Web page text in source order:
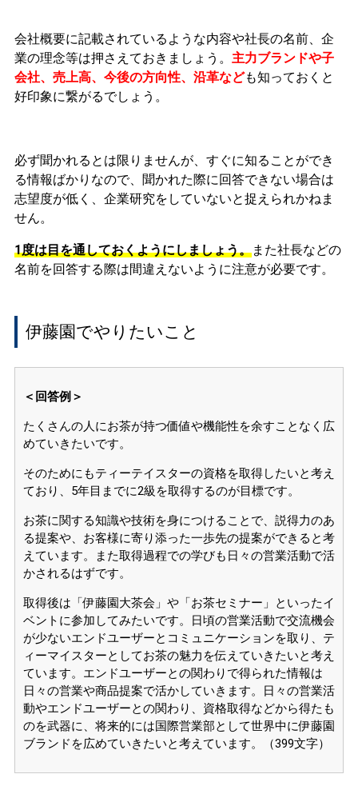
会社概要に記載されているような内容や社長の名前、企
業の理念等は押さえておきましょう。 主力ブランドや子
会社、売上高、今後の方向性、沿革なども知っておくと
好印象に繋がるでしょう。
必ず聞かれるとは限りませんが、すぐに知ることができ
る情報ばかりなので、聞かれた際に回答できない場合は
志望度が低く、企業研究をしていないと捉えられかねま
せん。
1度は目を通しておくようにしましょう。また社長などの
名前を回答する際は間違えないように注意が必要です。
伊藤園でやりたいこと
＜回答例＞
たくさんの人にお茶が持つ価値や機能性を余すことなく広
めていきたいです。
そのためにもティーテイスターの資格を取得したいと考え
ており、5年目までに2級を取得するのが目標です。
お茶に関する知識や技術を身につけることで、説得力のあ
る提案や、お客様に寄り添った一歩先の提案ができると考
えています。また取得過程での学びも日々の営業活動で活
かされるはずです。
取得後は「伊藤園大茶会」や「お茶セミナー」といったイ
ベントに参加してみたいです。日頃の営業活動で交流機会
が少ないエンドユーザーとコミュニケーションを取り、テ
ィーマイスターとしてお茶の魅力を伝えていきたいと考え
ています。エンドユーザーとの関わりで得られた情報は
日々の営業や商品提案で活かしていきます。日々の営業活
動やエンドユーザーとの関わり、資格取得などから得たも
のを武器に、将来的には国際営業部として世界中に伊藤園
ブランドを広めていきたいと考えています。（399文字）